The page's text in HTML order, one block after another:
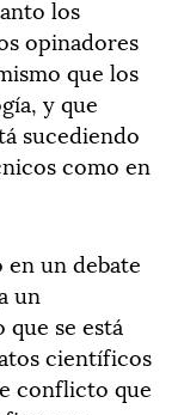
los
opinadores
que los
y que
sucediendo
como en
un debate
un
se está
científicos
conflicto que